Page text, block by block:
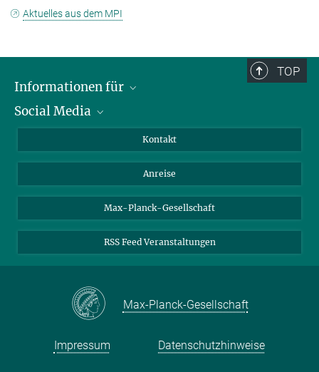
Aktuelles aus dem MPI
TOP
Informationen für
Wissenschaftlerinnen und Wissenschaftler
Bewerberinnen und Bewerber
Medienvertreter
Schülerinnen und Schüler
Social Media
YouTube
Mastodon
Kontakt
Anreise
Max-Planck-Gesellschaft
RSS Feed Veranstaltungen
Max-Planck-Gesellschaft
Impressum Datenschutzhinweise